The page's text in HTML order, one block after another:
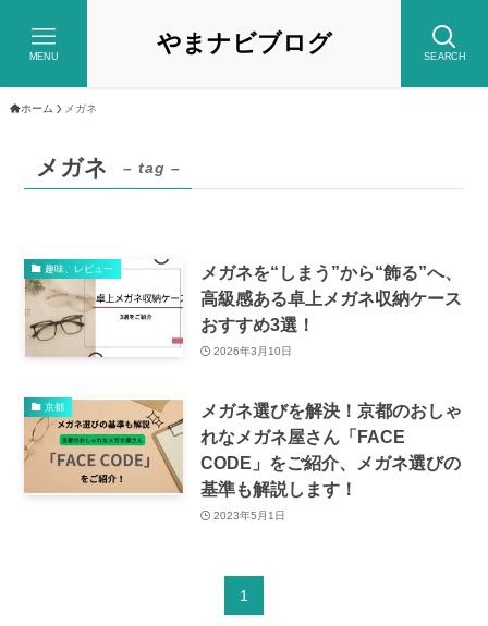
やまナビブログ SEARCH
MENU
ホーム メガネ
メガネ – tag –
趣味、レビュー
メガネを“しまう”から“飾る”へ、
高級感ある卓上メガネ収納ケース
おすすめ3選！
2026年3月10日
京都
メガネ選びを解決！京都のおしゃ
れなメガネ屋さん「FACE
CODE」をご紹介、メガネ選びの
基準も解説します！
2023年5月1日
1